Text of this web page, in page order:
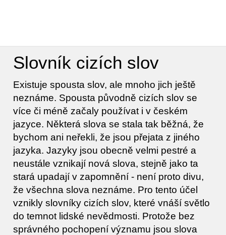
Slovník cizích slov
Existuje spousta slov, ale mnoho jich ještě
neznáme. Spousta původně cizích slov se
více či méně začaly používat i v českém
jazyce. Některá slova se stala tak běžná, že
bychom ani neřekli, že jsou přejata z jiného
jazyka. Jazyky jsou obecně velmi pestré a
neustále vznikají nová slova, stejně jako ta
stará upadají v zapomnění - není proto divu,
že všechna slova neznáme. Pro tento účel
vznikly slovníky cizích slov, které vnáší světlo
do temnot lidské nevědmosti. Protože bez
správného pochopení významu jsou slova